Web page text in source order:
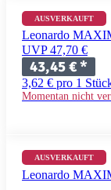
AUSVERKAUFT
Leonardo
UVP 47,70 €
43,45 €*
3,62 € pro 1
Momentan nicht
AUSVERKAUFT
Leonardo